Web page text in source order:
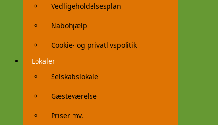
Vedligeholdelsesplan
Nabohjælp
Cookie- og privatlivspolitik
Lokaler
Selskabslokale
Gæsteværelse
Priser mv.